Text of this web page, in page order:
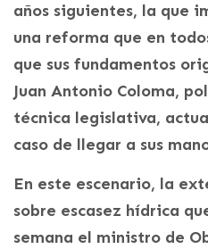
años siguientes, la que
una reforma que en
que sus fundamentos
Juan Antonio Coloma,
técnica legislativa,
caso de llegar a sus
En este escenario, la
sobre escasez hídrica
semana el ministro de